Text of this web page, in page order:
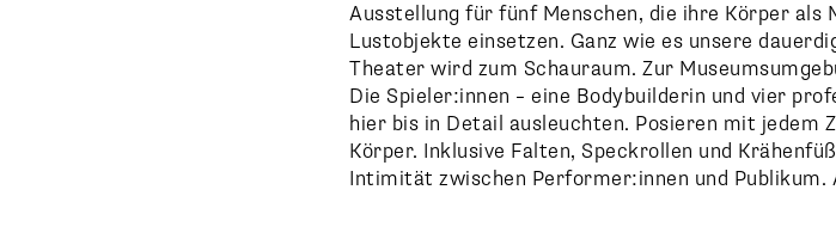
Ausstellung für fünf Menschen, die ihre Körper als
Lustobjekte einsetzen. Ganz wie es unsere
Theater wird zum Schauraum. Zur
Die Spieler:innen – eine Bodybuilderin und vier
hier bis in Detail ausleuchten. Posieren mit
Körper. Inklusive Falten, Speckrollen und
Intimität zwischen Performer:innen und Publikum.